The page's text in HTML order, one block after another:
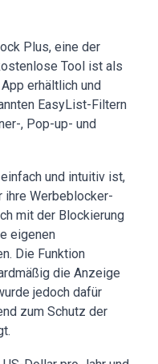
Plus, eine der
Tool ist als
erhältlich und
EasyList-Filtern
, Pop-up- und
und intuitiv ist,
ihre Werbeblocker-
mit der Blockierung
eigenen
Die Funktion
die Anzeige
jedoch dafür
zum Schutz der